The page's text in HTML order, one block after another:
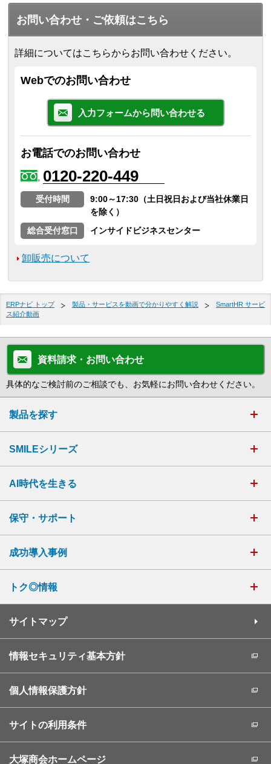
お問い合わせ・ご依頼はこちら
詳細についてはこちらからお問い合わせください。
Webでのお問い合わせ
入力フォームから問い合わせる
お電話でのお問い合わせ
0120-220-449
受付時間
9:00～17:30（土日祝日および当社休業日
を除く）
総合受付窓口
インサイドビジネスセンター
卸販売について
ERPナビ トップ 製品・サービスを動画で分かりやすく解説
SmartHR サービ
ス紹介動画
資料請求・お問い合わせ
具体的なご検討前のご相談でも、お気軽にお問い合わせください。
製品を探す
SMILEシリーズ
AI時代を生きる
保守・サポート
成功導入事例
トク◎情報
サイトマップ
情報セキュリティ基本方針
個人情報保護方針
サイトの利用条件
大塚商会ホームページ